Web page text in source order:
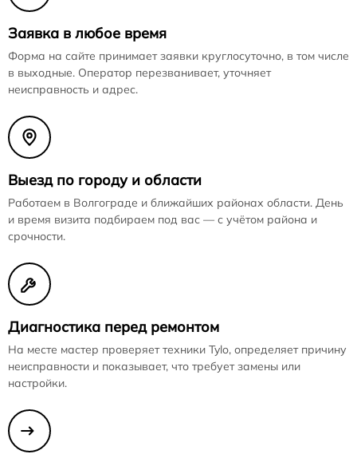
Заявка в любое время
Форма на сайте принимает заявки круглосуточно, в том числе
в выходные. Оператор перезванивает, уточняет
неисправность и адрес.
Выезд по городу и области
Работаем в Волгограде и ближайших районах области. День
и время визита подбираем под вас — с учётом района и
срочности.
Диагностика перед ремонтом
На месте мастер проверяет техники Tylo, определяет причину
неисправности и показывает, что требует замены или
настройки.